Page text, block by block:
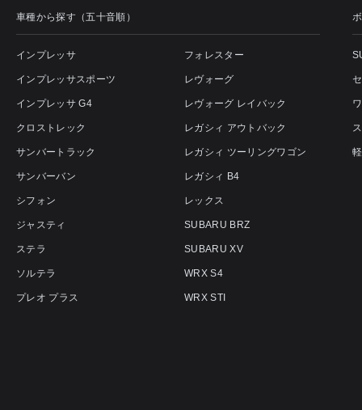
車種から探す（五十音順）
インプレッサ
インプレッサスポーツ
インプレッサ G4
クロストレック
サンバートラック
サンバーバン
シフォン
ジャスティ
ステラ
ソルテラ
プレオ プラス
フォレスター
レヴォーグ
レヴォーグ レイバック
レガシィ アウトバック
レガシィ ツーリングワゴン
レガシィ B4
レックス
SUBARU BRZ
SUBARU XV
WRX S4
WRX STI